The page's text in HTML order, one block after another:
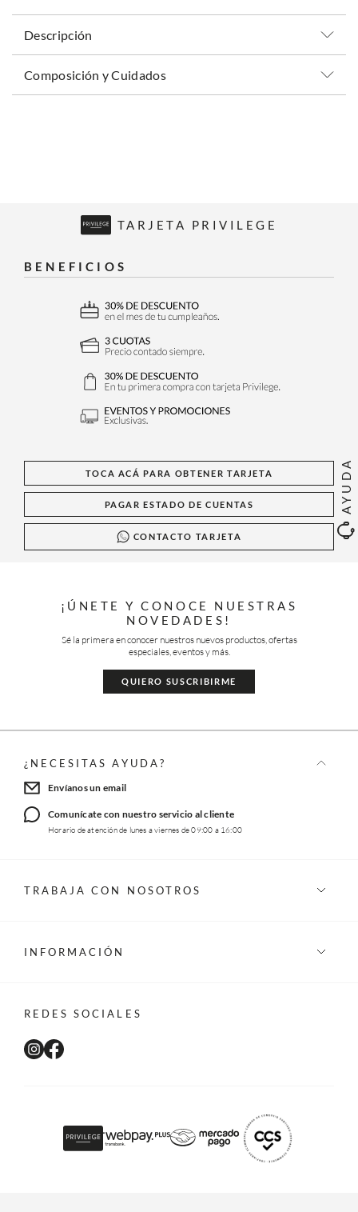
AYUDA
Descripción
Composición y Cuidados
TARJETA PRIVILEGE
BENEFICIOS
TOCA ACÁ PARA OBTENER TARJETA
PAGAR ESTADO DE CUENTAS
CONTACTO TARJETA
¡ÚNETE Y CONOCE NUESTRAS
NOVEDADES!
Sé la primera en conocer nuestros nuevos productos, ofertas
especiales, eventos y más.
QUIERO SUSCRIBIRME
¿NECESITAS AYUDA?
Envíanos un email
Comunícate con nuestro servicio al cliente
Horario de atención de lunes a viernes de 09:00 a 16:00
TRABAJA CON NOSOTROS
INFORMACIÓN
REDES SOCIALES